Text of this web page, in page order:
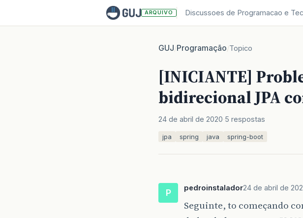
ARQUIVO Discussoes de Programacao e
GUJ/Programação/Topico
[INICIANTE]
bidirecional JPA
24 de abril de 2020 5 respostas
jpa spring java spring-boot
P pedroinstalador24 de abril de
Seguinte, to começando